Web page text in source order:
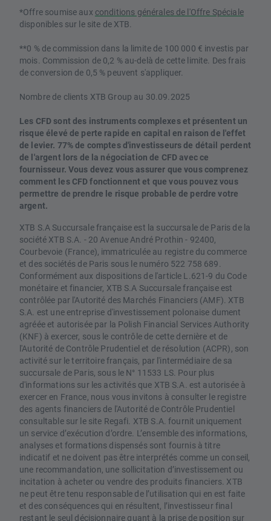
*Offre soumise aux conditions générales de l'Offre Spéciale
disponibles sur le site de XTB.
**0 % de commission dans la limite de 100 000 € investis par
mois. Commission de 0,2 % au-delà de cette limite. Des frais
de conversion de 0,5 % peuvent s'appliquer.
Nombre de clients XTB Group au 30.09.2025
Les CFD sont des instruments complexes et présentent un
risque élevé de perte rapide en capital en raison de l'effet
de levier. 77% de comptes d'investisseurs de détail perdent
de l'argent lors de la négociation de CFD avec ce
fournisseur. Vous devez vous assurer que vous comprenez
comment les CFD fonctionnent et que vous pouvez vous
permettre de prendre le risque probable de perdre votre
argent.
XTB S.A Succursale française est la succursale de Paris de la
société XTB S.A. - 20 Avenue André Prothin - 92400,
Courbevoie (France), immatriculée au registre du commerce
et des sociétés de Paris sous le numéro 522 758 689.
Conformément aux dispositions de l'article L.621-9 du Code
monétaire et financier, XTB S.A Succursale française est
contrôlée par l'Autorité des Marchés Financiers (AMF). XTB
S.A. est une entreprise d'investissement polonaise dument
agréée et autorisée par la Polish Financial Services Authority
(KNF) à exercer, sous le contrôle de cette dernière et de
l'Autorité de Contrôle Prudentiel et de résolution (ACPR), son
activité sur le territoire français, par l'intermédiaire de sa
succursale de Paris, sous le N° 11533 LS. Pour plus
d'informations sur les activités que XTB S.A. est autorisée à
exercer en France, nous vous invitons à consulter le registre
des agents financiers de l'Autorité de Contrôle Prudentiel
consultable sur le site Regafi. XTB S.A. fournit uniquement
un service d’exécution d’ordre. L’ensemble des informations,
analyses et formations dispensés sont fournis à titre
indicatif et ne doivent pas être interprétés comme un conseil,
une recommandation, une sollicitation d’investissement ou
incitation à acheter ou vendre des produits financiers. XTB
ne peut être tenu responsable de l’utilisation qui en est faite
et des conséquences qui en résultent, l’investisseur final
restant le seul décisionnaire quant à la prise de position sur